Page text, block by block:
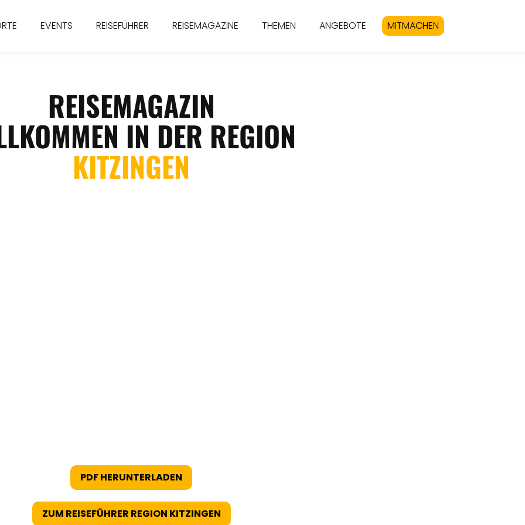
EVENTS REISEFÜHRER REISEMAGAZINE THEMEN ANGEBOTE MITMACHEN
REISEMAGAZIN
IN DER REGION
KITZINGEN
PDF HERUNTERLADEN
ZUM REISEFÜHRER REGION KITZINGEN